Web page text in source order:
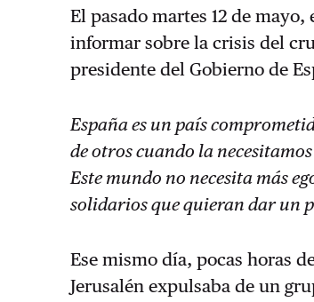
El pasado martes 12 de
informar sobre la crisis del
presidente del Gobierno de
España es un país
de otros cuando la
Este mundo no necesita más
solidarios que quieran dar un
Ese mismo día, pocas horas
Jerusalén expulsaba de un